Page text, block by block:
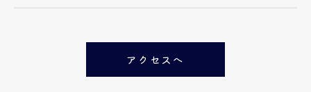
アクセスへ